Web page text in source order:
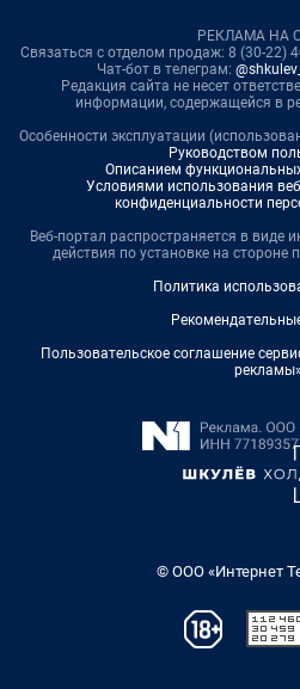
РЕКЛАМА НА
Связаться с отделом продаж: 8 (30-22)
Чат-бот в телеграм:
Редакция сайта не несет
информации, содержащейся в
Особенности эксплуатации
Руководством
Описанием
Условиями использования
конфиденциальности
Веб-портал распространяется в виде
действия по установке на стороне
Политика
Пользовательское соглашение
рекламы»
© ООО «Интернет